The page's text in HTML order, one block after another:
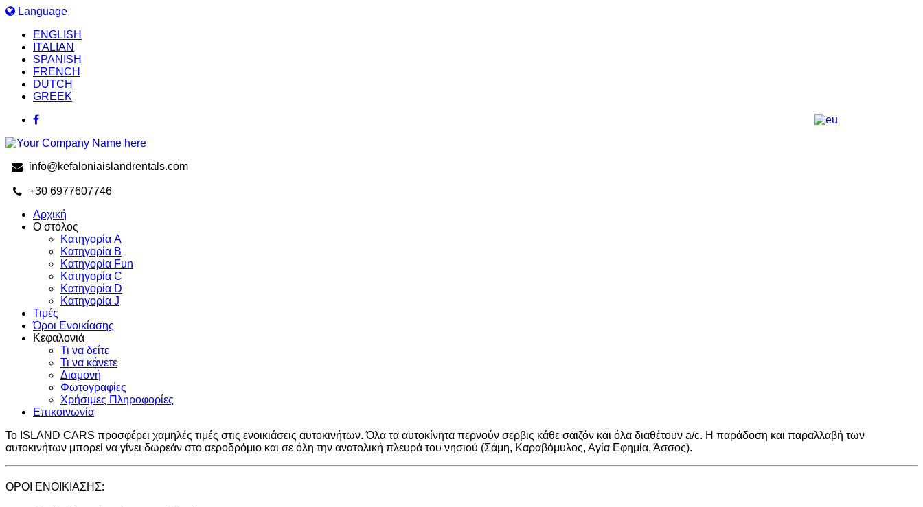
Language
ENGLISH
ITALIAN
SPANISH
FRENCH
DUTCH
GREEK
info@kefaloniaislandrentals.com
+30 6977607746
Αρχική
Ο στόλος
Κατηγορία A
Κατηγορία B
Κατηγορία Fun
Κατηγορία C
Κατηγορία D
Κατηγορία J
Τιμές
Όροι Ενοικίασης
Κεφαλονιά
Τι να δείτε
Τι να κάνετε
Διαμονή
Φωτογραφίες
Χρήσιμες Πληροφορίες
Επικοινωνία
To ISLAND CARS προσφέρει χαμηλές τιμές στις ενοικιάσεις αυτοκινήτων. Όλα τα αυτοκίνητα περνούν σερβις κάθε σαιζόν και όλα διαθέτουν a/c. Η παράδοση και παραλλαβή των
αυτοκινήτων μπορεί να γίνει δωρεάν στο αεροδρόμιο και σε όλη την ανατολική πλευρά του νησιού (Σάμη, Καραβόμυλος, Αγία Εφημία, Άσσος).
ΟΡΟΙ ΕΝΟΙΚΙΑΣΗΣ: